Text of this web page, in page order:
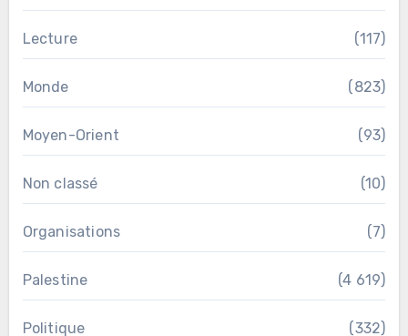
Lecture (117)
Monde (823)
Moyen-Orient (93)
Non classé (10)
Organisations (7)
Palestine (4 619)
Politique (332)